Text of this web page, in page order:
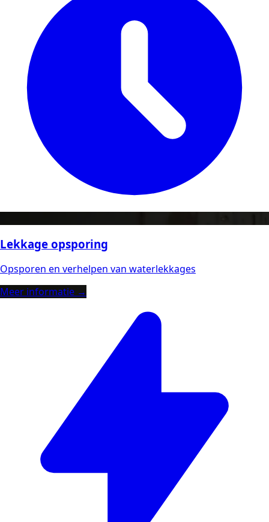
Lekkage opsporing
Opsporen en verhelpen van waterlekkages
Meer informatie →